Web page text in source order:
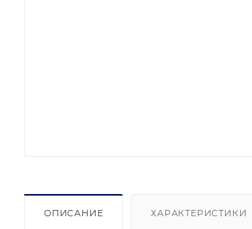
ОПИСАНИЕ ХАРАКТЕРИСТИКИ